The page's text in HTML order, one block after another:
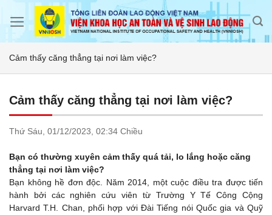
Cảm thấy căng thẳng tại nơi làm việc?
Cảm thấy căng thẳng tại nơi làm việc?
Thứ Sáu, 01/12/2023, 02:34 Chiều
Bạn có thường xuyên cảm thấy quá tải, lo lắng hoặc căng
thẳng tại nơi làm việc?
Bạn không hề đơn độc. Năm 2014, một cuộc điều tra được tiến
hành bởi các nghiên cứu viên từ Trường Y Tế Công Cộng
Harvard T.H. Chan, phối hợp với Đài Tiếng nói Quốc gia và Quỹ